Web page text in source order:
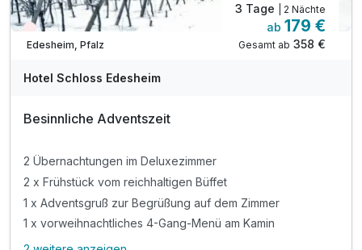
Wieder frei ab November
Edesheim, Pfalz
3 Tage | 2 Nächte
ab 179 €
Gesamt ab 358 €
Hotel Schloss Edesheim
Besinnliche Adventszeit
2 Übernachtungen im Deluxezimmer
2 x Frühstück vom reichhaltigen Büffet
1 x Adventsgruß zur Begrüßung auf dem Zimmer
1 x vorweihnachtliches 4-Gang-Menü am Kamin